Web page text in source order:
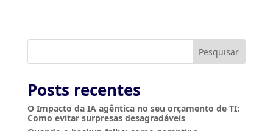
t
v
Pesquisar
Posts recentes
O Impacto da IA agêntica no seu orçamento de TI:
Como evitar surpresas desagradáveis